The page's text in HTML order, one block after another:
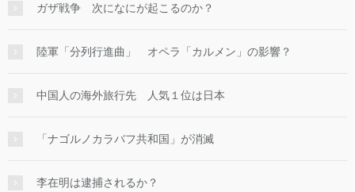
ガザ戦争 次になにが起こるのか？
陸軍「分列行進曲」 オペラ「カルメン」の影響？
中国人の海外旅行先 人気１位は日本
「ナゴルノカラバフ共和国」が消滅
李在明は逮捕されるか？